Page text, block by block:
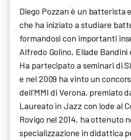
Diego Pozzan è un batterista
che ha iniziato a studiare
formandosi con importanti
Alfredo Golino, Ellade Bandini
Ha partecipato a seminari di
e nel 2009 ha vinto un
dell'MMI di Verona, premiato
Laureato in Jazz con lode al
Rovigo nel 2014, ha ottenuto
specializzazione in didattica